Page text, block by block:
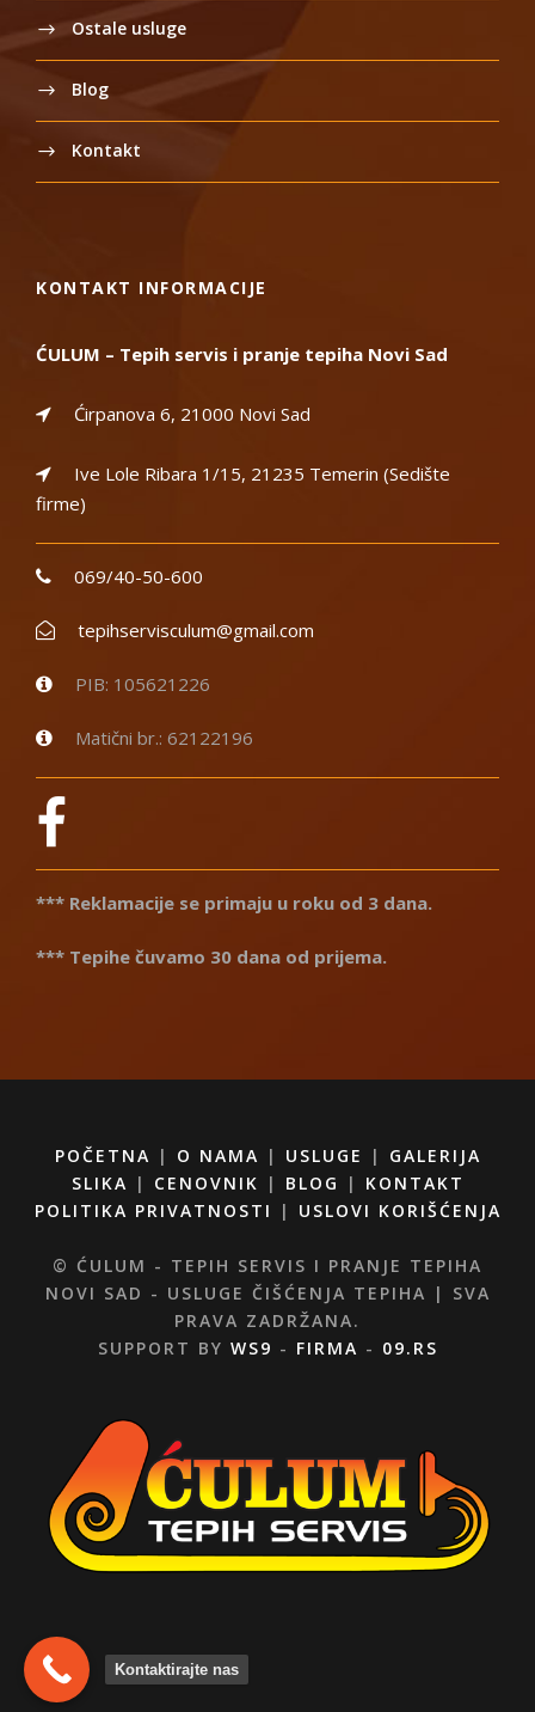
Ostale usluge
Blog
Kontakt
KONTAKT INFORMACIJE
ĆULUM – Tepih servis i pranje tepiha Novi Sad
Ćirpanova 6, 21000 Novi Sad
Ive Lole Ribara 1/15, 21235 Temerin (Sedište
firme)
069/40-50-600
tepihservisculum@gmail.com
PIB: 105621226
Matični br.: 62122196
*** Reklamacije se primaju u roku od 3 dana.
*** Tepihe čuvamo 30 dana od prijema.
POČETNA | O NAMA | USLUGE | GALERIJA
SLIKA | CENOVNIK | BLOG | KONTAKT
POLITIKA PRIVATNOSTI
| USLOVI KORIŠĆENJA
© ĆULUM - TEPIH SERVIS I PRANJE TEPIHA
NOVI SAD - USLUGE ČIŠĆENJA TEPIHA | SVA
PRAVA ZADRŽANA.
SUPPORT BY WS9 - FIRMA - 09.RS
Kontaktirajte nas